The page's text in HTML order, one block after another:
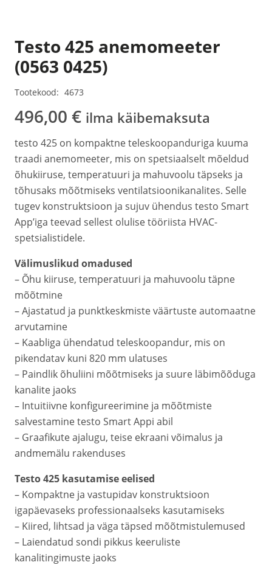
Testo 425 anemomeeter
(0563 0425)
Tootekood: 4673
496,00 € ilma käibemaksuta
testo 425 on kompaktne teleskoopanduriga kuuma
traadi anemomeeter, mis on spetsiaalselt mõeldud
õhukiiruse, temperatuuri ja mahuvoolu täpseks ja
tõhusaks mõõtmiseks ventilatsioonikanalites. Selle
tugev konstruktsioon ja sujuv ühendus testo Smart
App’iga teevad sellest olulise tööriista HVAC-
spetsialistidele.
Välimuslikud omadused
– Õhu kiiruse, temperatuuri ja mahuvoolu täpne
mõõtmine
– Ajastatud ja punktkeskmiste väärtuste automaatne
arvutamine
– Kaabliga ühendatud teleskoopandur, mis on
pikendatav kuni 820 mm ulatuses
– Paindlik õhuliini mõõtmiseks ja suure läbimõõduga
kanalite jaoks
– Intuitiivne konfigureerimine ja mõõtmiste
salvestamine testo Smart Appi abil
– Graafikute ajalugu, teise ekraani võimalus ja
andmemälu rakenduses
Testo 425 kasutamise eelised
– Kompaktne ja vastupidav konstruktsioon
igapäevaseks professionaalseks kasutamiseks
– Kiired, lihtsad ja väga täpsed mõõtmistulemused
– Laiendatud sondi pikkus keeruliste
kanalitingimuste jaoks